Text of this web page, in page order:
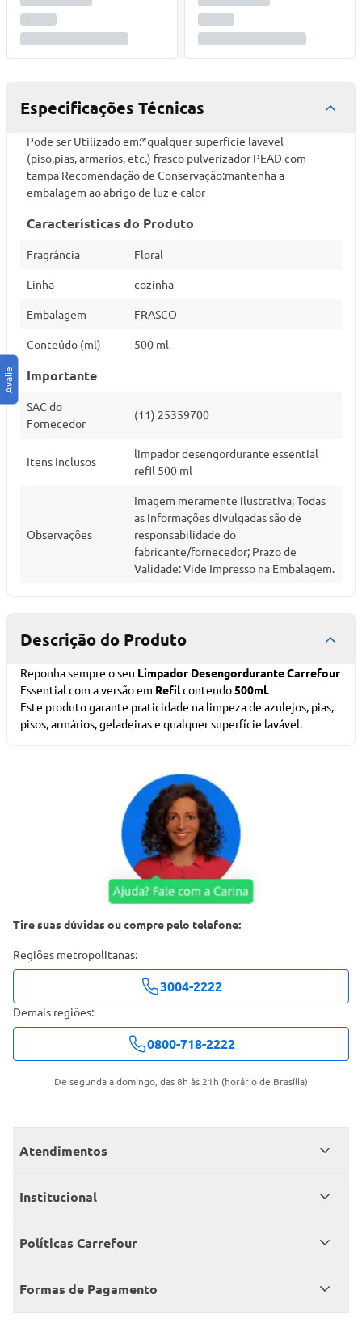
Especificações Técnicas
Pode ser Utilizado em:*qualquer superfície lavavel
(piso,pias, armarios, etc.) frasco pulverizador PEAD com
tampa Recomendação de Conservação:mantenha a
embalagem ao abrigo de luz e calor
Características do Produto
Fragrância Floral
Linha cozinha
Embalagem FRASCO
Conteúdo (ml) 500 ml
Importante
SAC do
Fornecedor
(11) 25359700
Itens Inclusos
limpador desengordurante essential
refil 500 ml
Observações
Imagem meramente ilustrativa; Todas
as informações divulgadas são de
responsabilidade do
fabricante/fornecedor; Prazo de
Validade: Vide Impresso na Embalagem.
Descrição do Produto
Reponha sempre o seu Limpador Desengordurante Carrefour
Essential com a versão em Refilcontendo500ml.
Este produto garante praticidade na limpeza de azulejos, pias,
pisos, armários, geladeiras e qualquer superfície lavável.
Tire suas dúvidas ou compre pelo telefone:
Regiões metropolitanas:
3004-2222
Demais regiões:
0800-718-2222
De segunda a domingo, das 8h às 21h (horário de Brasília)
Atendimentos
Meus pedidos
Consumidor.gov
Institucional
Grupo Carrefour Brasil
Produtos Carrefour
Políticas Carrefour
Políticas de entregas
Políticas de trocas e devoluções
Formas de Pagamento